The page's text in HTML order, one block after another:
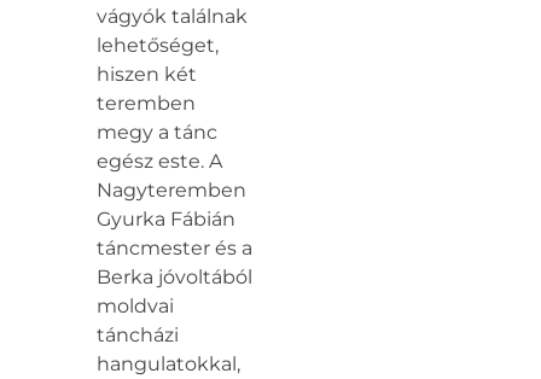
vágyók találnak
lehetőséget,
hiszen két
teremben
megy a tánc
egész este. A
Nagyteremben
Gyurka Fábián
táncmester és a
Berka jóvoltából
moldvai
táncházi
hangulatokkal,